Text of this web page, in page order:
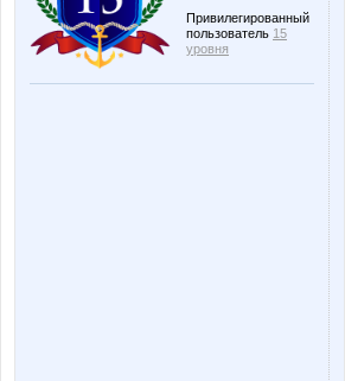
Привилегированный
пользователь 15
уровня